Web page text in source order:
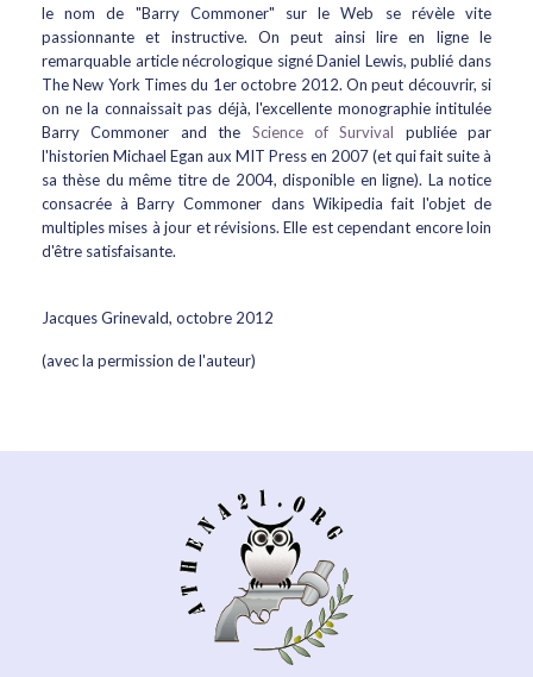
le nom de "Barry Commoner" sur le Web se révèle vite
passionnante et instructive. On peut ainsi lire en ligne le
remarquable article nécrologique signé Daniel Lewis, publié dans
The New York Times du 1er octobre 2012. On peut découvrir, si
on ne la connaissait pas déjà, l'excellente monographie intitulée
Barry Commoner and the Science of Survival publiée par
l'historien Michael Egan aux MIT Press en 2007 (et qui fait suite à
sa thèse du même titre de 2004, disponible en ligne). La notice
consacrée à Barry Commoner dans Wikipedia fait l'objet de
multiples mises à jour et révisions. Elle est cependant encore loin
d'être satisfaisante.
Jacques Grinevald, octobre 2012
(avec la permission de l'auteur)